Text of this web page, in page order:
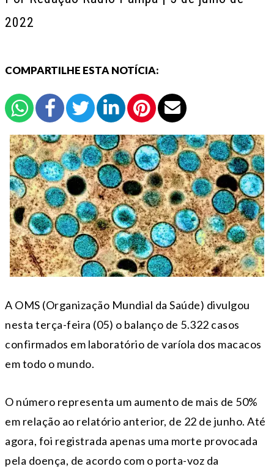
2022
COMPARTILHE ESTA NOTÍCIA:
A OMS (Organização Mundial da Saúde) divulgou
nesta terça-feira (05) o balanço de 5.322 casos
confirmados em laboratório de varíola dos macacos
em todo o mundo.
O número representa um aumento de mais de 50%
em relação ao relatório anterior, de 22 de junho. Até
agora, foi registrada apenas uma morte provocada
pela doença, de acordo com o porta-voz da